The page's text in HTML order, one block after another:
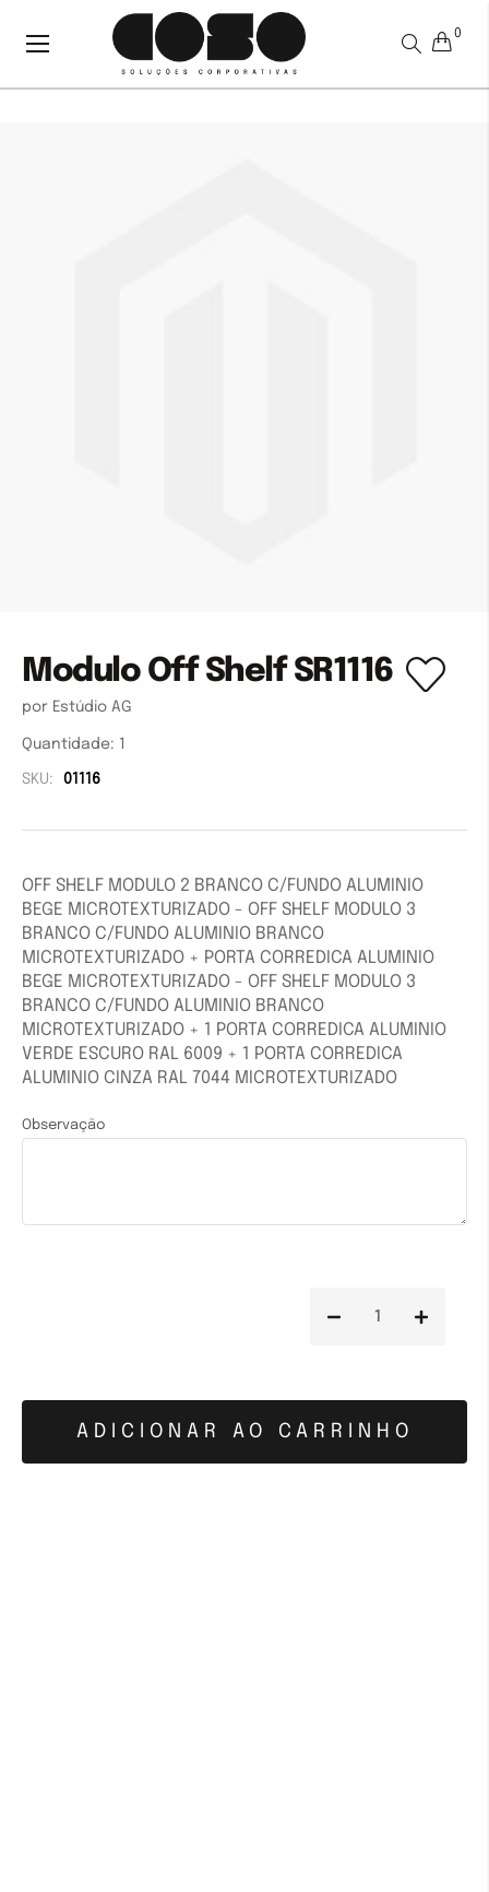
Alternar
0
Modulo Off Shelf SR1116
por Estúdio AG
Quantidade: 1
SKU: 01116
OFF SHELF MODULO 2 BRANCO C/FUNDO ALUMINIO
BEGE MICROTEXTURIZADO - OFF SHELF MODULO 3
BRANCO C/FUNDO ALUMINIO BRANCO
MICROTEXTURIZADO + PORTA CORREDICA ALUMINIO
BEGE MICROTEXTURIZADO - OFF SHELF MODULO 3
BRANCO C/FUNDO ALUMINIO BRANCO
MICROTEXTURIZADO + 1 PORTA CORREDICA ALUMINIO
VERDE ESCURO RAL 6009 + 1 PORTA CORREDICA
ALUMINIO CINZA RAL 7044 MICROTEXTURIZADO
Observação
ADICIONAR AO CARRINHO